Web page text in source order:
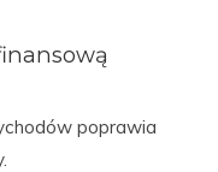
poprawia